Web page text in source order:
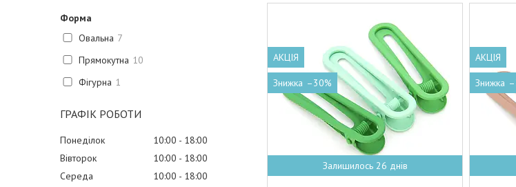
Форма
Овальна 7
Прямокутна 10
Фігурна 1
ГРАФІК РОБОТИ
Понеділок 10:00
18:00
Вівторок
10:00
18:00
Середа
10:00
18:00
АКЦІЯ
–30%
Залишилось 26 днів
АКЦІЯ